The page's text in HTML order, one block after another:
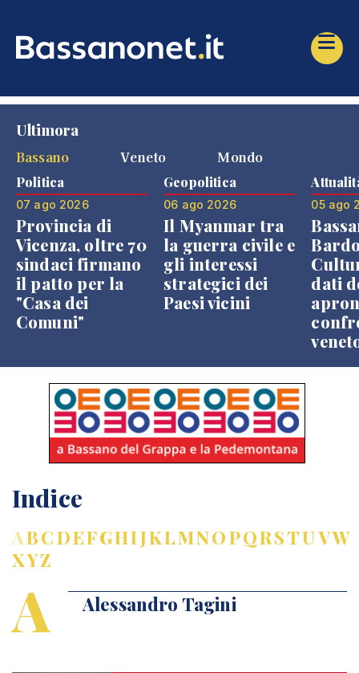
Ultimora
Bassano
Veneto Mondo
Politica
07 ago 2026
Provincia di
Vicenza, oltre 70
sindaci firmano
il patto per la
"Casa dei
Comuni"
Geopolitica
06 ago 2026
Il Myanmar tra
la guerra civile e
gli interessi
strategici dei
Paesi vicini
05 ago
dati
Indice
ABCDEFGHIJKLMNOPQRSTUVW
XYZ
A Alessandro Tagini